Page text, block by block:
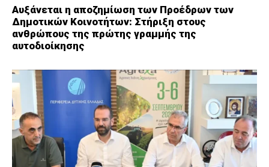
Αυξάνεται η αποζημίωση των Προέδρων των
Δημοτικών Κοινοτήτων: Στήριξη στους
ανθρώπους της πρώτης γραμμής της
αυτοδιοίκησης